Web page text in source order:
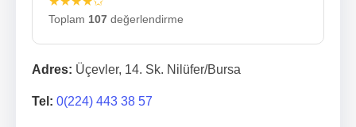
Toplam 107 değerlendirme
Adres: Üçevler, 14. Sk. Nilüfer/Bursa
Tel: 0(224) 443 38 57